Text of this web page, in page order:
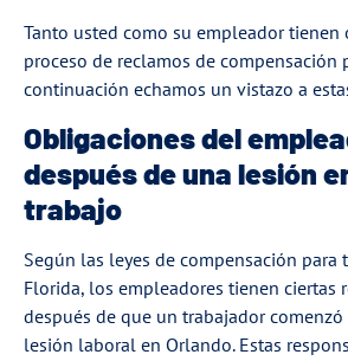
Tanto usted como su empleador tienen
proceso de reclamos de compensación
continuación echamos un vistazo a
Obligaciones del
después de una lesión
trabajo
Según las leyes de compensación para
Florida, los empleadores tienen ciertas
después de que un trabajador
lesión laboral en Orlando. Estas